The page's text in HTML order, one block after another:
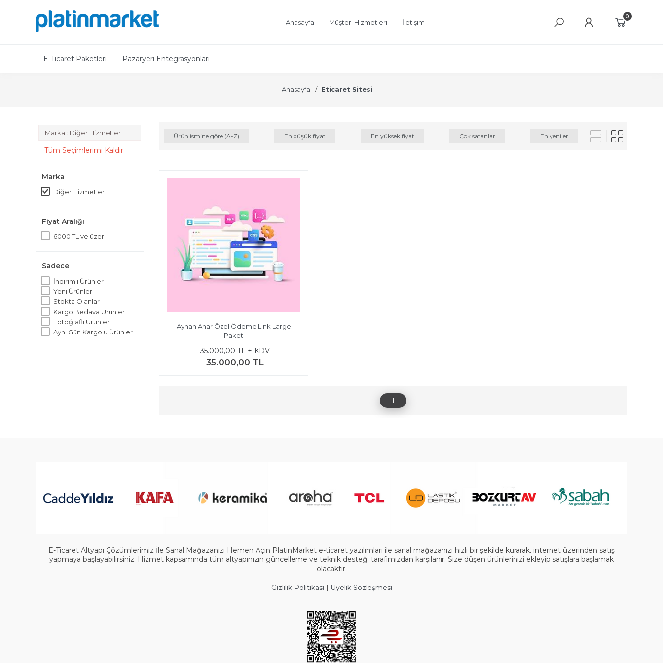
Anasayfa Müşteri Hizmetleri İletişim
0
E-Ticaret Paketleri Pazaryeri Entegrasyonları
Anasayfa Eticaret Sitesi
Marka : Diğer Hizmetler
Tüm Seçimlerimi Kaldır
Marka
Diğer Hizmetler
Fiyat Aralığı
6000 TL ve üzeri
Sadece
İndirimli Ürünler
Yeni Ürünler
Stokta Olanlar
Kargo Bedava Ürünler
Fotoğraflı Ürünler
Aynı Gün Kargolu Ürünler
Ürün ismine göre (A-Z) En düşük fiyat En yüksek fiyat Çok satanlar En yeniler
Ayhan Anar Özel Ödeme Link Large
Paket
35.000,00 TL + KDV
35.000,00 TL
1
E-Ticaret Altyapı Çözümlerimiz İle Sanal Mağazanızı Hemen Açın PlatinMarket e-ticaret yazılımları ile sanal mağazanızı hızlı bir şekilde kurarak, internet üzerinden satış
yapmaya başlayabilirsiniz. Hizmet kapsamında tüm altyapınızın güncelleme ve teknik desteği tarafımızdan karşılanır. Size düşen ürünlerinizi ekleyip satışlara başlamak
olacaktır.
Gizlilik Politikası | Üyelik Sözleşmesi